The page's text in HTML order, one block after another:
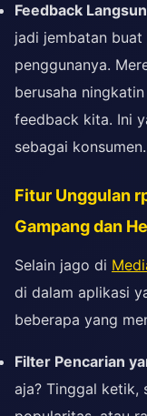
Feedback
jadi jembatan buat
penggunanya.
berusaha
feedback kita. Ini
sebagai konsumen.
Fitur Unggulan
Gampang dan
Selain jago di
di dalam aplikasi
beberapa yang
Filter Pencarian
aja? Tinggal ketik,